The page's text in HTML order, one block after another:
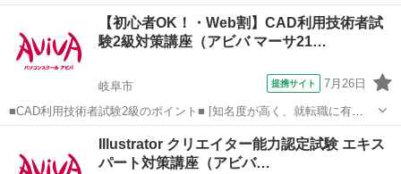
ではありません。この講座では【よくある上司の指示】からスタート
します。意図を汲み取り、Excelを"使える"人になるための経理実務に
特化した講座です。 ■学習内...
その他
【初心者OK！・Web割】CAD利用技術者試
験2級対策講座（アビバ マーサ21…
岐阜市 提携サイト 7月26日
■CAD利用技術者試験2級のポイント■ [知名度が高く、就転職に有
利！] CAD資格の中でも知名度が高く、採用などで優遇する資格として
挙げている企業も多く、就職・転職を考えている方におすすめです。
[CAD知識だけでなく...
Illustrator クリエイター能力認定試験 エキス
パート対策講座（アビバ…